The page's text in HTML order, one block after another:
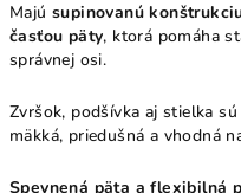
Majú supinovanú
časťou päty, ktorá pomáha
správnej osi.
Zvršok, podšívka aj stielka sú
mäkká, priedušná a vhodná
Spevnená päta a flexibilná